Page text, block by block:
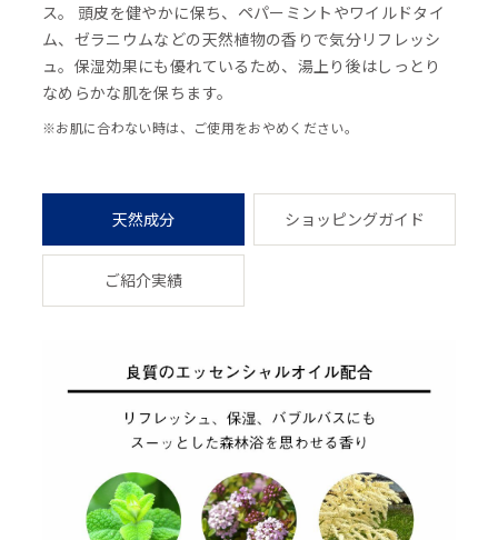
ス。 頭皮を健やかに保ち、ペパーミントやワイルドタイ
ム、ゼラニウムなどの天然植物の香りで気分リフレッシ
ュ。保湿効果にも優れているため、湯上り後はしっとり
なめらかな肌を保ちます。
※お肌に合わない時は、ご使用をおやめください。
天然成分 ショッピングガイド
ご紹介実績